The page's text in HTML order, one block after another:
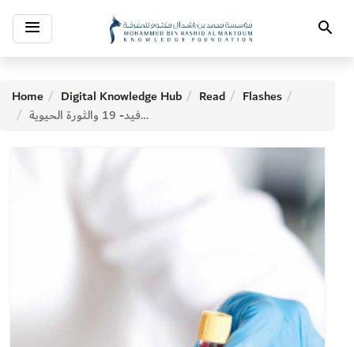
Toggle
navigation Search
Home Digital Knowledge Hub Read
Flashes
كوفيد- 19 والثورة الحيوية